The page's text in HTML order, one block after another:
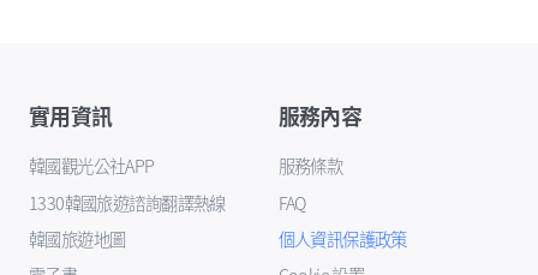
實用資訊
韓國觀光公社APP
1330韓國旅遊諮詢翻譯熱線
韓國旅遊地圖
服務內容
服務條款
FAQ
個人資訊保護政策